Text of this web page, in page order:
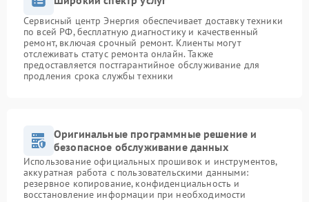
Сервисный центр Энергия обеспечивает доставку техники
по всей РФ, бесплатную диагностику и качественный
ремонт, включая срочный ремонт. Клиенты могут
отслеживать статус ремонта онлайн. Также
предоставляется постгарантийное обслуживание для
продления срока службы техники
Оригинальные программные решение и
безопасное обслуживание данных
Использование официальных прошивок и инструментов,
аккуратная работа с пользовательскими данными:
резервное копирование, конфиденциальность и
восстановление информации при необходимости